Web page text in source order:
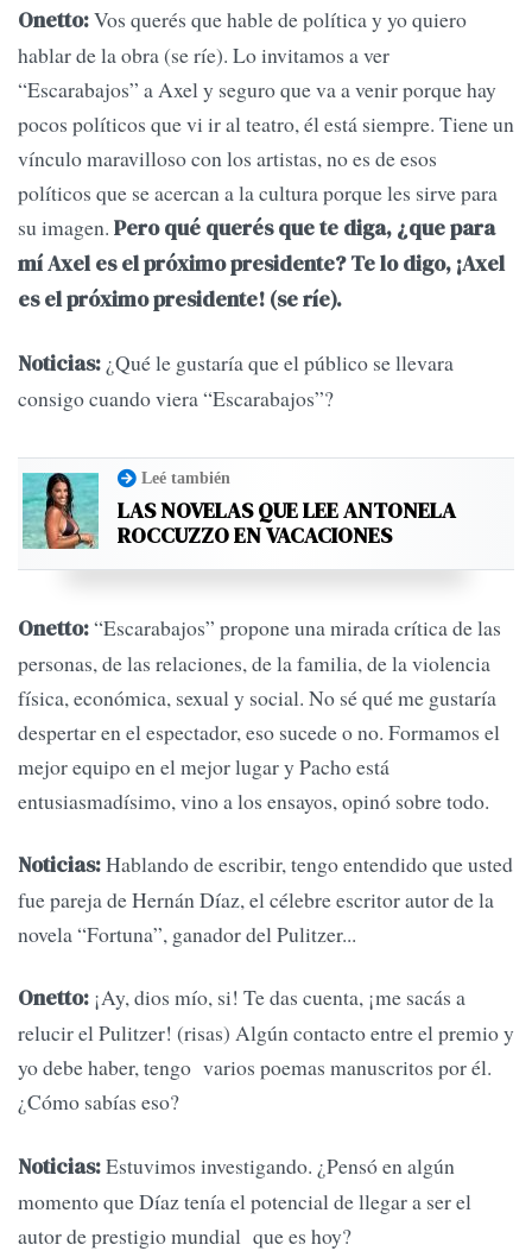
Onetto:Vos querés que hable de política y yo quiero
hablar de la obra (se ríe). Lo invitamos a ver
“Escarabajos” a Axel y seguro que va a venir porque hay
pocos políticos que vi ir al teatro, él está siempre. Tiene un
vínculo maravilloso con los artistas, no es de esos
políticos que se acercan a la cultura porque les sirve para
su imagen. Pero qué querés que te diga, ¿que para
mí Axel es el próximo presidente? Te lo digo, ¡Axel
es el próximo presidente! (se ríe).
Noticias: ¿Qué le gustaría que el público se llevara
consigo cuando viera “Escarabajos”?
Leé también
LAS NOVELAS QUE LEE ANTONELA
ROCCUZZO EN VACACIONES
Onetto:“Escarabajos” propone una mirada crítica de las
personas, de las relaciones, de la familia, de la violencia
física, económica, sexual y social. No sé qué me gustaría
despertar en el espectador, eso sucede o no. Formamos el
mejor equipo en el mejor lugar y Pacho está
entusiasmadísimo, vino a los ensayos, opinó sobre todo.
Noticias:Hablando de escribir, tengo entendido que usted
fue pareja de Hernán Díaz, el célebre escritor autor de la
novela “Fortuna”, ganador del Pulitzer...
Onetto: ¡Ay, dios mío, si! Te das cuenta, ¡me sacás a
relucir el Pulitzer! (risas) Algún contacto entre el premio y
yo debe haber, tengo varios poemas manuscritos por él.
¿Cómo sabías eso?
Noticias:Estuvimos investigando. ¿Pensó en algún
momento que Díaz tenía el potencial de llegar a ser el
autor de prestigio mundial que es hoy?